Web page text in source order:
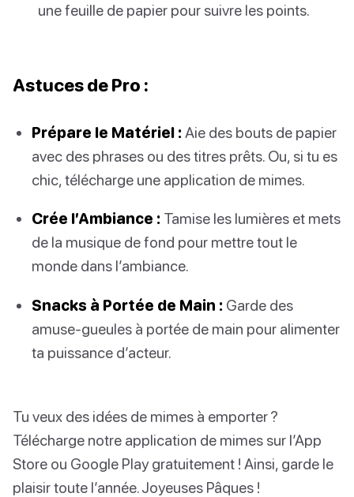
une feuille de papier pour suivre les points.
Astuces de Pro :
Prépare le Matériel : Aie des bouts de papier
avec des phrases ou des titres prêts. Ou, si tu es
chic, télécharge une application de mimes.
Crée l’Ambiance : Tamise les lumières et mets
de la musique de fond pour mettre tout le
monde dans l’ambiance.
Snacks à Portée de Main : Garde des
amuse-gueules à portée de main pour alimenter
ta puissance d’acteur.
Tu veux des idées de mimes à emporter ?
Télécharge notre application de mimes sur l’App
Store ou Google Play gratuitement ! Ainsi, garde le
plaisir toute l’année. Joyeuses Pâques !